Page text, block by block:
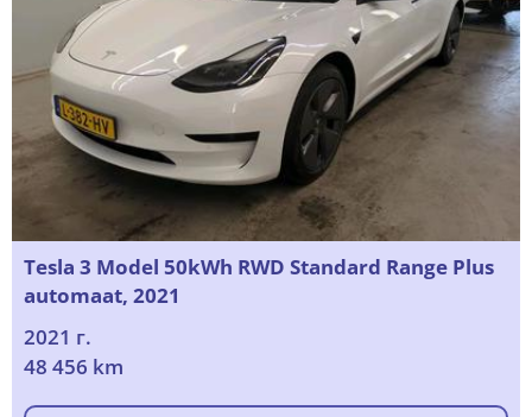
Tesla 3 Model 50kWh RWD Standard Range Plus
automaat, 2021
2021 г.
48 456 km